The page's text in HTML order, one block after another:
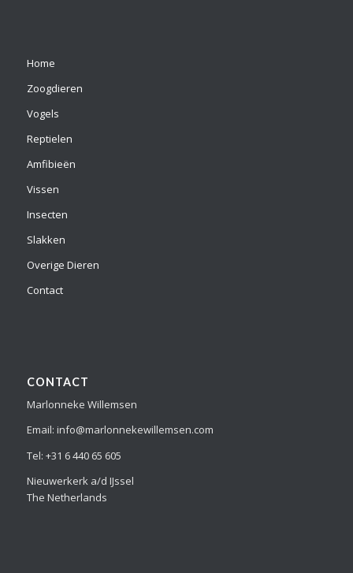
Home
Zoogdieren
Vogels
Reptielen
Amfibieën
Vissen
Insecten
Slakken
Overige Dieren
Contact
CONTACT
Marlonneke Willemsen
Email: info@marlonnekewillemsen.com
Tel: +31 6 440 65 605
Nieuwerkerk a/d IJssel
The Netherlands